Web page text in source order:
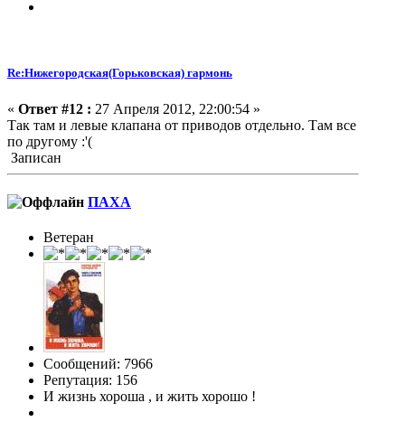
Re:Нижегородская(Горьковская) гармонь
« Ответ #12 : 27 Апреля 2012, 22:00:54 »
Так там и левые клапана от приводов отдельно. Там все
по другому :'(
Записан
ПАХА
Ветеран
Сообщений: 7966
Репутация: 156
И жизнь хороша , и жить хорошо !